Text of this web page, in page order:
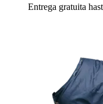
Entrega gratuita